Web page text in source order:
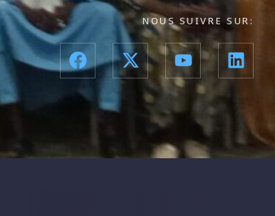
NOUS SUIVRE SUR: